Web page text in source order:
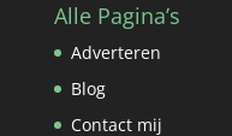
Alle Pagina’s
Adverteren
Blog
Contact mij